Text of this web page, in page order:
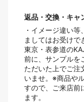
返品・交換・キャ
・イメージ違い
ましてはお受けで
東京・表参道の
前に、サンプルを
ただいた上でご注
いませ。※商品や
すので、ご来店前
ます。